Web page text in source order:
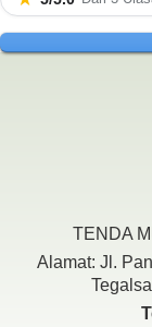
TENDA
Alamat: Jl.